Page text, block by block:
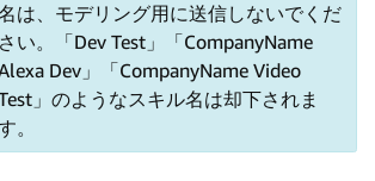
は、モデリング用に送信しないでくだ
さい。「Dev Test」「CompanyName
Dev」「CompanyName Video
」のようなスキル名は却下されま
。